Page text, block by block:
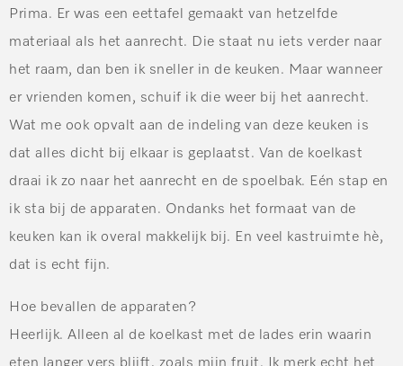
Prima. Er was een eettafel gemaakt van hetzelfde
materiaal als het aanrecht. Die staat nu iets verder naar
het raam, dan ben ik sneller in de keuken. Maar wanneer
er vrienden komen, schuif ik die weer bij het aanrecht.
Wat me ook opvalt aan de indeling van deze keuken is
dat alles dicht bij elkaar is geplaatst. Van de koelkast
draai ik zo naar het aanrecht en de spoelbak. Eén stap en
ik sta bij de apparaten. Ondanks het formaat van de
keuken kan ik overal makkelijk bij. En veel kastruimte hè,
dat is echt fijn.
Hoe bevallen de apparaten?
Heerlijk. Alleen al de koelkast met de lades erin waarin